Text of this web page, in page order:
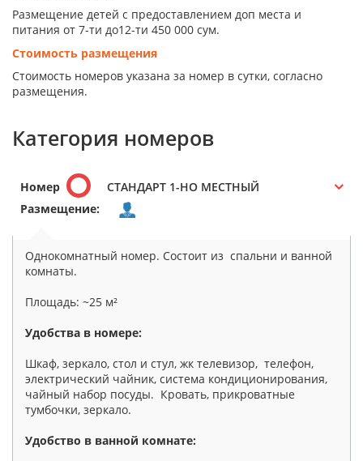
Размещение детей с предоставлением доп места и
питания от 7-ти до12-ти 450 000 сум.
Стоимость размещения
Стоимость номеров указана за номер в сутки, согласно
размещения.
Категория номеров
Номер
СТАНДАРТ 1-НО МЕСТНЫЙ
Размещение:
Однокомнатный номер. Состоит из спальни и ванной
комнаты.
Площадь: ~25 м²
Удобства в номере:
Шкаф, зеркало, стол и стул, жк телевизор, телефон,
электрический чайник, система кондиционирования,
чайный набор посуды. Кровать, прикроватные
тумбочки, зеркало.
Удобство в ванной комнате: